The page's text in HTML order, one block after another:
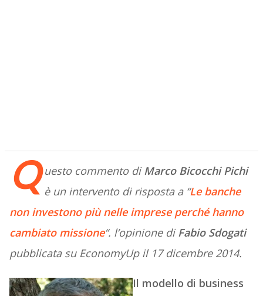
Q uesto commento diMarco Bicocchi Pichi
è un intervento di risposta a “Le banche
non investono più nelle imprese perché hanno
cambiato missione“. l’opinione diFabio Sdogati
pubblicata su EconomyUp il 17 dicembre 2014.
Il modello di business